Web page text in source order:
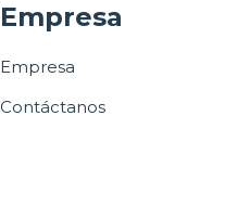
Empresa
Empresa
Contáctanos